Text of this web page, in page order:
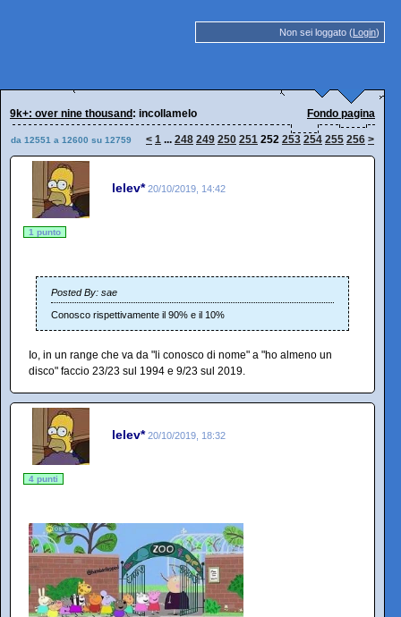
Non sei loggato (Login)
9k+: over nine thousand : incollamelo Fondo pagina
da 12551 a 12600 su 12759 < 1 ... 248 249 250 251 252 253 254 255 256 >
lelev* 20/10/2019, 14:42
1 punto
Posted By: sae
Conosco rispettivamente il 90% e il 10%
Io, in un range che va da "li conosco di nome" a "ho almeno un
disco" faccio 23/23 sul 1994 e 9/23 sul 2019.
lelev* 20/10/2019, 18:32
4 punti